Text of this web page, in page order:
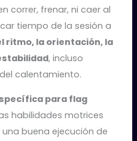
correr, frenar, ni caer al
tiempo de la sesión a
ritmo, la orientación, la
, incluso
calentamiento.
para flag
habilidades motrices
buena ejecución de